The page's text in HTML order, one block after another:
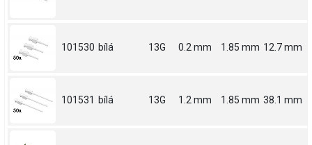
101530 bílá 13G 0.2 mm 1.85 mm 12.7 mm
101531 bílá 13G 1.2 mm 1.85 mm 38.1 mm